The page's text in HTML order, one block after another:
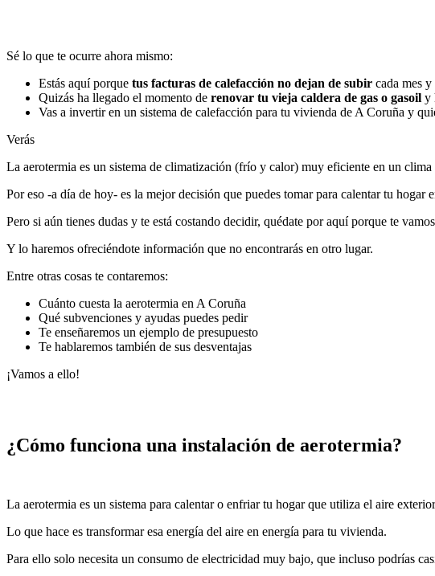
Sé lo que te ocurre ahora mismo:
Estás aquí porque tus facturas de calefacción no dejan de subir cada mes y
Quizás ha llegado el momento de renovar tu vieja caldera de gas o gasoil y
Vas a invertir en un sistema de calefacción para tu vivienda de A Coruña y
Verás
La aerotermia es un sistema de climatización (frío y calor) muy eficiente en un
Por eso -a día de hoy- es la mejor decisión que puedes tomar para calentar tu hogar
Pero si aún tienes dudas y te está costando decidir, quédate por aquí porque te
Y lo haremos ofreciéndote información que no encontrarás en otro lugar.
Entre otras cosas te contaremos:
Cuánto cuesta la aerotermia en A Coruña
Qué subvenciones y ayudas puedes pedir
Te enseñaremos un ejemplo de presupuesto
Te hablaremos también de sus desventajas
¡Vamos a ello!
¿Cómo funciona una instalación de aerotermia?
La aerotermia es un sistema para calentar o enfriar tu hogar que utiliza el aire
Lo que hace es transformar esa energía del aire en energía para tu vivienda.
Para ello solo necesita un consumo de electricidad muy bajo, que incluso podrías